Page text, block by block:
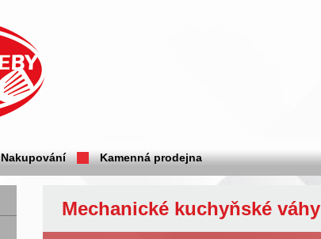
Nakupování Kamenná prodejna
Mechanické kuchyňské váhy